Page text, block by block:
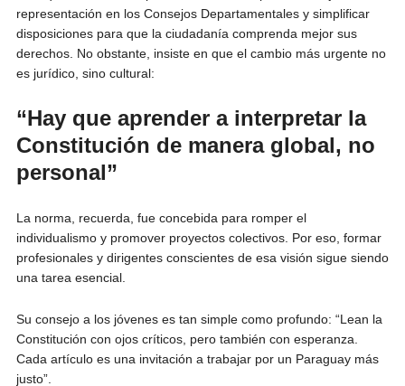
representación en los Consejos Departamentales y simplificar
disposiciones para que la ciudadanía comprenda mejor sus
derechos. No obstante, insiste en que el cambio más urgente no
es jurídico, sino cultural:
“Hay que aprender a interpretar la
Constitución de manera global, no
personal”
La norma, recuerda, fue concebida para romper el
individualismo y promover proyectos colectivos. Por eso, formar
profesionales y dirigentes conscientes de esa visión sigue siendo
una tarea esencial.
Su consejo a los jóvenes es tan simple como profundo: “Lean la
Constitución con ojos críticos, pero también con esperanza.
Cada artículo es una invitación a trabajar por un Paraguay más
justo”.